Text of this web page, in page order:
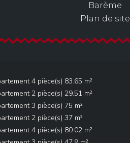
Barème
Plan de site
4 pièce(s) 83.65 m²
2 pièce(s) 29.51 m²
3 pièce(s) 75 m²
2 pièce(s) 37 m²
4 pièce(s) 80.02 m²